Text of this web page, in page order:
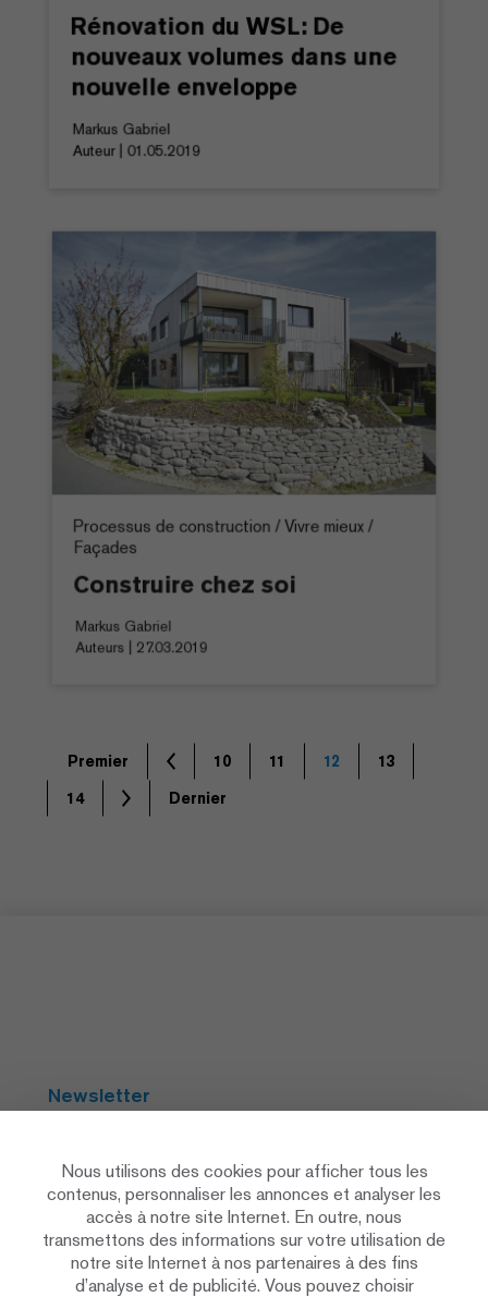
Rénovation du WSL: De
nouveaux volumes dans une
nouvelle enveloppe
Markus Gabriel
Auteur | 01.05.2019
Processus de construction / Vivre mieux /
Façades
Construire chez soi
Markus Gabriel
Auteurs | 27.03.2019
Premier 10 11 12
13
14
Dernier
Newsletter
Social Media
Nous utilisons des cookies pour afficher tous les
contenus, personnaliser les annonces et analyser les
accès à notre site Internet. En outre, nous
transmettons des informations sur votre utilisation de
notre site Internet à nos partenaires à des fins
d’analyse et de publicité. Vous pouvez choisir